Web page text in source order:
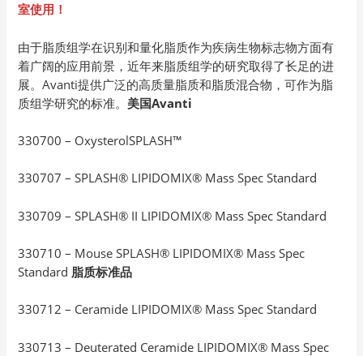
室使用！
由于脂质组学在识别和量化脂质作为疾病生物标志物方面有
着广阔的应用前景，近年来脂质组学的研究取得了长足的进
展。Avanti提供广泛的高质量脂质和脂质混合物，可作为脂
质组学研究的标准。美国Avanti
330700 – OxysterolSPLASH™
330707 – SPLASH® LIPIDOMIX® Mass Spec Standard
330709 – SPLASH® II LIPIDOMIX® Mass Spec Standard
330710 – Mouse SPLASH® LIPIDOMIX® Mass Spec
Standard 脂质标准品
330712 – Ceramide LIPIDOMIX® Mass Spec Standard
330713 – Deuterated Ceramide LIPIDOMIX® Mass Spec